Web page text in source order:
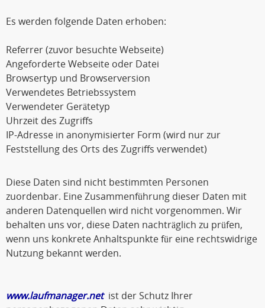
Es werden folgende Daten erhoben:
Referrer (zuvor besuchte Webseite)
Angeforderte Webseite oder Datei
Browsertyp und Browserversion
Verwendetes Betriebssystem
Verwendeter Gerätetyp
Uhrzeit des Zugriffs
IP-Adresse in anonymisierter Form (wird nur zur
Feststellung des Orts des Zugriffs verwendet)
Diese Daten sind nicht bestimmten Personen
zuordenbar. Eine Zusammenführung dieser Daten mit
anderen Datenquellen wird nicht vorgenommen. Wir
behalten uns vor, diese Daten nachträglich zu prüfen,
wenn uns konkrete Anhaltspunkte für eine rechtswidrige
Nutzung bekannt werden.
www.laufmanager.netist der Schutz Ihrer